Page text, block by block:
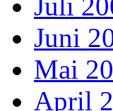
Juni
Mai
April